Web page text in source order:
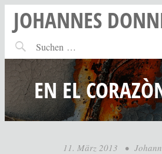
JOHANNES
EN EL
11. März 2013 •